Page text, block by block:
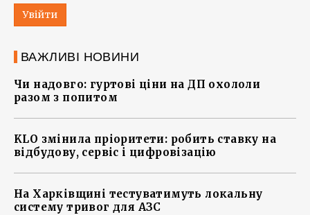
Увійти
ВАЖЛИВІ НОВИНИ
Чи надовго: гуртові ціни на ДП охололи
разом з попитом
KLO змінила пріоритети: робить ставку на
відбудову, сервіс і цифровізацію
На Харківщині тестуватимуть локальну
систему тривог для АЗС